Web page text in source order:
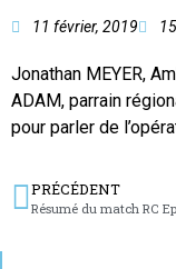
11 février, 2019
Jonathan MEYER,
ADAM, parrain
pour parler de
PRÉCÉDENT